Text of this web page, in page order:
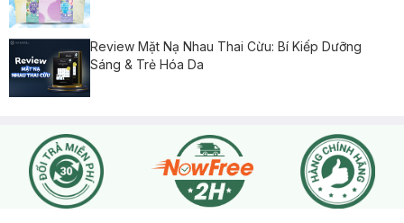
Review Mặt Nạ Nhau Thai Cừu: Bí Kiếp Dưỡng
Sáng & Trẻ Hóa Da